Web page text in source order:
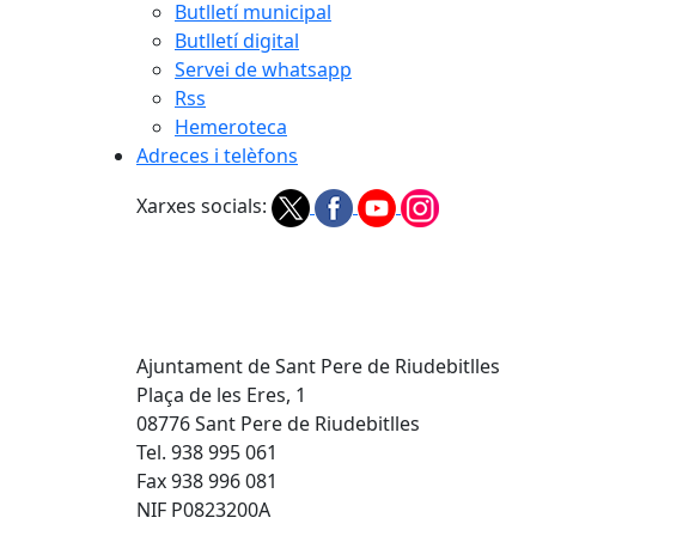
Butlletí municipal
Butlletí digital
Servei de whatsapp
Rss
Hemeroteca
Adreces i telèfons
Xarxes socials:
Ajuntament de Sant Pere de Riudebitlles
Plaça de les Eres, 1
08776 Sant Pere de Riudebitlles
Tel. 938 995 061
Fax 938 996 081
NIF P0823200A